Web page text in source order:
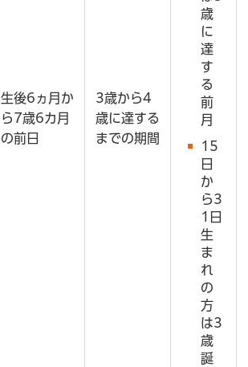
生後6ヵ月か
ら7歳6カ月
の前日
3歳から4
歳に達する
までの期間
歳
に
達
す
る
前
月
15
日
か
ら3
1日
生
ま
れ
の
方
は3
歳
誕